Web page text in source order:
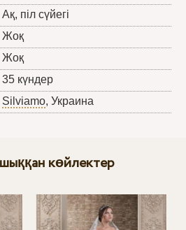
Ақ, піл сүйегі
Жоқ
Жоқ
35 күндер
Silviamo, Украина
көйлектер